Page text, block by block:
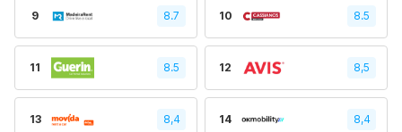
9 8.7 10 8.5
11 8.5 12 8,5
13 8,4 14 8,4